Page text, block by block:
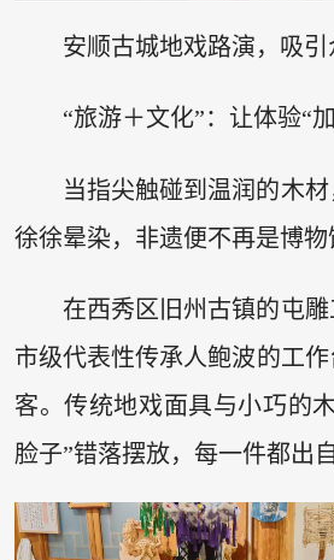
安顺古城地戏路演，吸引
“旅游＋文化”：让体验“
当指尖触碰到温润的木
徐徐晕染，非遗便不再是博物
在西秀区旧州古镇的屯
市级代表性传承人鲍波的工
客。传统地戏面具与小巧的
脸子”错落摆放，每一件都出